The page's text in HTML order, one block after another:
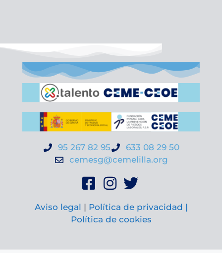
95 267 82 95
633 08 29 50
cemesg@cemelilla.org
Aviso legal | Política de privacidad |
Política de cookies